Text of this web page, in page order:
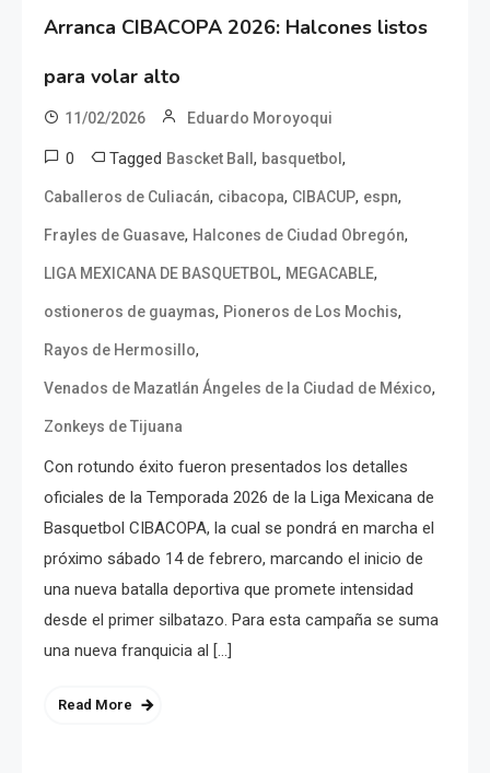
Arranca CIBACOPA 2026: Halcones listos
para volar alto
11/02/2026 Eduardo Moroyoqui
0 Tagged Bascket Ball , basquetbol ,
Caballeros de Culiacán, cibacopa, CIBACUP, espn,
Frayles de Guasave, Halcones de Ciudad Obregón,
LIGA MEXICANA DE BASQUETBOL, MEGACABLE,
ostioneros de guaymas, Pioneros de Los Mochis,
Rayos de Hermosillo,
Venados de Mazatlán Ángeles de la Ciudad de México,
Zonkeys de Tijuana
Con rotundo éxito fueron presentados los detalles
oficiales de la Temporada 2026 de la Liga Mexicana de
Basquetbol CIBACOPA, la cual se pondrá en marcha el
próximo sábado 14 de febrero, marcando el inicio de
una nueva batalla deportiva que promete intensidad
desde el primer silbatazo. Para esta campaña se suma
una nueva franquicia al […]
Read More